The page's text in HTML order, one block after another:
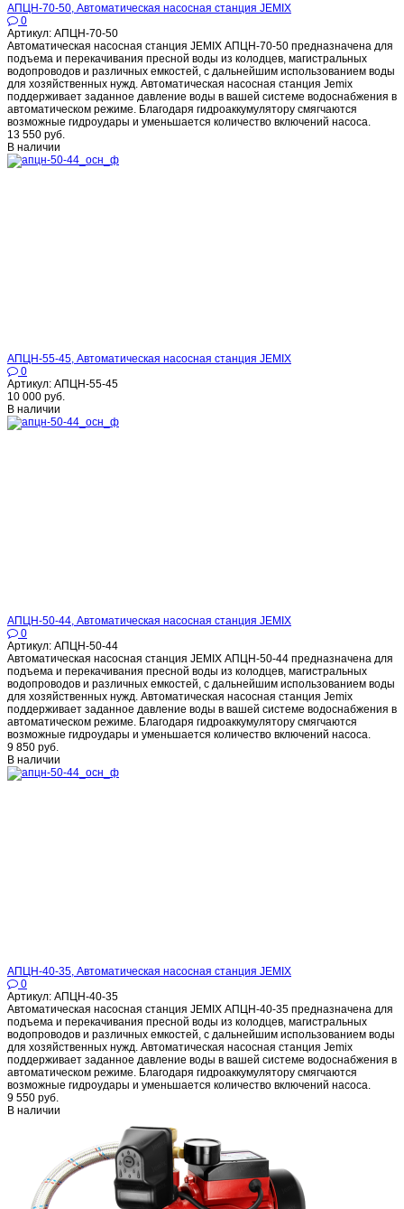
АПЦН-70-50, Автоматическая насосная станция JEMIX
0
Артикул: АПЦН-70-50
Автоматическая насосная станция JEMIX АПЦН-70-50 предназначена для
подъема и перекачивания пресной воды из колодцев, магистральных
водопроводов и различных емкостей, с дальнейшим использованием воды
для хозяйственных нужд. Автоматическая насосная станция Jemix
поддерживает заданное давление воды в вашей системе водоснабжения в
автоматическом режиме. Благодаря гидроаккумулятору смягчаются
возможные гидроудары и уменьшается количество включений насоса.
13 550 руб.
В наличии
АПЦН-55-45, Автоматическая насосная станция JEMIX
0
Артикул: АПЦН-55-45
10 000 руб.
В наличии
АПЦН-50-44, Автоматическая насосная станция JEMIX
0
Артикул: АПЦН-50-44
Автоматическая насосная станция JEMIX АПЦН-50-44 предназначена для
подъема и перекачивания пресной воды из колодцев, магистральных
водопроводов и различных емкостей, с дальнейшим использованием воды
для хозяйственных нужд. Автоматическая насосная станция Jemix
поддерживает заданное давление воды в вашей системе водоснабжения в
автоматическом режиме. Благодаря гидроаккумулятору смягчаются
возможные гидроудары и уменьшается количество включений насоса.
9 850 руб.
В наличии
АПЦН-40-35, Автоматическая насосная станция JEMIX
0
Артикул: АПЦН-40-35
Автоматическая насосная станция JEMIX АПЦН-40-35 предназначена для
подъема и перекачивания пресной воды из колодцев, магистральных
водопроводов и различных емкостей, с дальнейшим использованием воды
для хозяйственных нужд. Автоматическая насосная станция Jemix
поддерживает заданное давление воды в вашей системе водоснабжения в
автоматическом режиме. Благодаря гидроаккумулятору смягчаются
возможные гидроудары и уменьшается количество включений насоса.
9 550 руб.
В наличии